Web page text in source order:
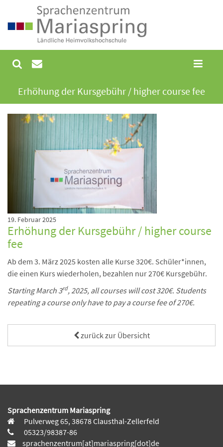
Erhöhung der Kursgebühr / higher course fee
19. Februar 2025
Erhöhung der Kursgebühr / higher course
fee
Ab dem 3. März 2025 kosten alle Kurse 320€. Schüler*innen,
die einen Kurs wiederholen, bezahlen nur 270€ Kursgebühr.
Starting March 3rd, 2025, all courses will cost 320€. Students
repeating a course only have to pay a course fee of 270€.
zurück zur Übersicht
Sprachenzentrum Mariaspring
Pulverweg 65, 38678 Clausthal-Zellerfeld
05323/98387-86
sprachenzentrum[at]mariaspring[dot]de